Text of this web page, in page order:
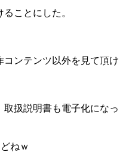
ことにした。
ンテンツ以外を見て頂け
扱説明書も電子化になっ
ねｗ